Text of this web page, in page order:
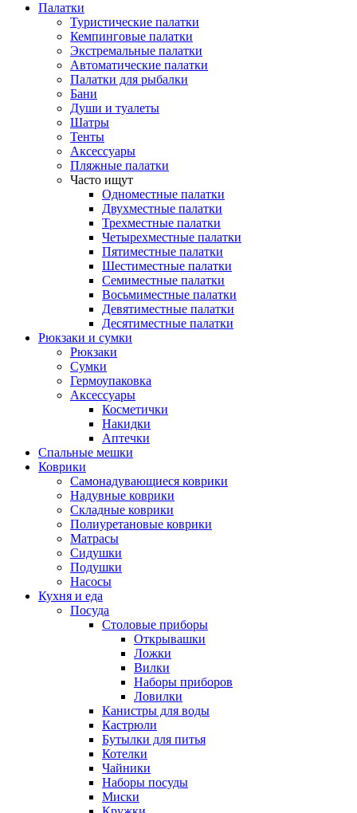
Палатки
Туристические палатки
Кемпинговые палатки
Экстремальные палатки
Автоматические палатки
Палатки для рыбалки
Бани
Души и туалеты
Шатры
Тенты
Аксессуары
Пляжные палатки
Часто ищут
Одноместные палатки
Двухместные палатки
Трехместные палатки
Четырехместные палатки
Пятиместные палатки
Шестиместные палатки
Семиместные палатки
Восьмиместные палатки
Девятиместные палатки
Десятиместные палатки
Рюкзаки и сумки
Рюкзаки
Сумки
Гермоупаковка
Аксессуары
Косметички
Накидки
Аптечки
Спальные мешки
Коврики
Самонадувающиеся коврики
Надувные коврики
Складные коврики
Полиуретановые коврики
Матрасы
Сидушки
Подушки
Насосы
Кухня и еда
Посуда
Столовые приборы
Открывашки
Ложки
Вилки
Наборы приборов
Ловилки
Канистры для воды
Кастрюли
Бутылки для питья
Котелки
Чайники
Наборы посуды
Миски